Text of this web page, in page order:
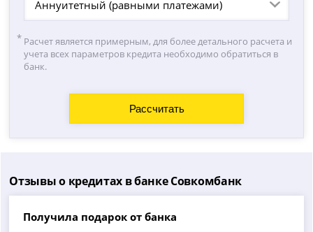
Аннуитетный (равными платежами)
Расчет является примерным, для более детального расчета и
учета всех параметров кредита необходимо обратиться в
банк.
Отзывы о кредитах в банке Совкомбанк
Получила подарок от банка